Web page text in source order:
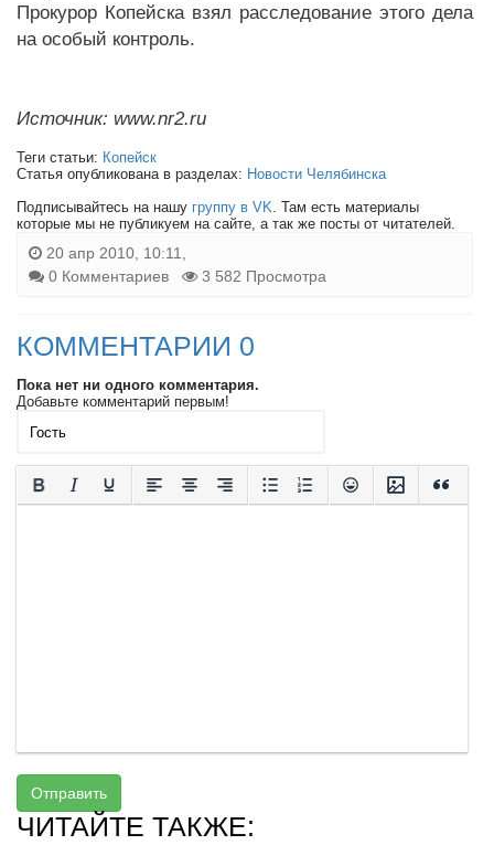
Прокурор Копейска взял расследование этого дела
на особый контроль.
Источник: www.nr2.ru
Теги статьи: Копейск
Статья опубликована в разделах: Новости Челябинска
Подписывайтесь на нашу группу в VK. Там есть материалы
которые мы не публикуем на сайте, а так же посты от читателей.
20 апр 2010, 10:11,
0 Комментариев
3 582 Просмотра
КОММЕНТАРИИ 0
Пока нет ни одного комментария.
Добавьте комментарий первым!
Отправить
ЧИТАЙТЕ ТАКЖЕ: